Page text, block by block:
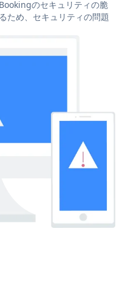
のセキュリティの脆
ため、セキュリティの問題